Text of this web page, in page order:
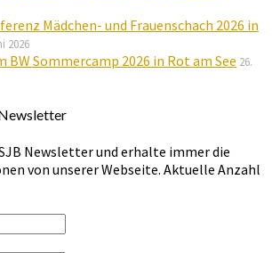
Mädchen- und Frauenschach 2026 in
2026
BW Sommercamp 2026 in Rot am See 26.
Newsletter und erhalte immer die
von unserer Webseite. Aktuelle Anzahl